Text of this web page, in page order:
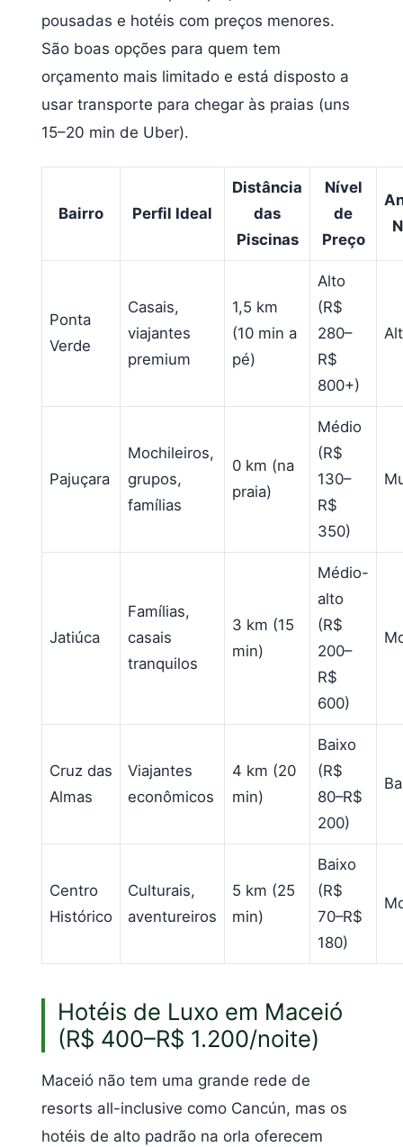
pousadas e hotéis com preços menores.
São boas opções para quem tem
orçamento mais limitado e está disposto a
usar transporte para chegar às praias (uns
15–20 min de Uber).
Bairro Perfil Ideal
Distância
das
Piscinas
Nível
de
Preço
Ponta
Verde
Casais,
viajantes
premium
1,5 km
(10 min a
pé)
Alto
(R$
280–
R$
800+)
Pajuçara
Mochileiros,
grupos,
famílias
0 km (na
praia)
Médio
(R$
130–
R$
350)
Jatiúca
Famílias,
casais
tranquilos
3 km (15
min)
Médio-
alto
(R$
200–
R$
600)
Cruz das
Almas
Viajantes
econômicos
4 km (20
min)
Baixo
(R$
80–R$
200)
Centro
Histórico
Culturais,
aventureiros
5 km (25
min)
Baixo
(R$
70–R$
180)
Hotéis de Luxo em Maceió
(R$ 400–R$ 1.200/noite)
Maceió não tem uma grande rede de
resorts all-inclusive como Cancún, mas os
hotéis de alto padrão na orla oferecem